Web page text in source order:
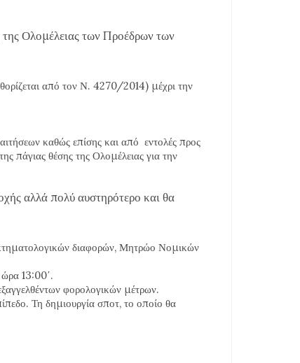
Ολομέλειας των Προέδρων των
από τον Ν. 4270/2014) μέχρι την
καθώς επίσης και από εντολές προς
πάγιας θέσης της Ολομέλειας για την
αλλά πολύ αυστηρότερο και θα
διαφορών, Μητρώο Νομικών
13:00΄.
φορολογικών μέτρων.
Τη δημιουργία σποτ, το οποίο θα